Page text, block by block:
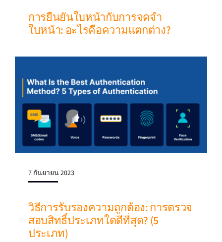
การยืนยันใบหน้ากับการจดจํา
ใบหน้า: อะไรคือความแตกต่าง?
7 กันยายน 2023
วิธีการรับรองความถูกต้อง: การตรวจ
สอบสิทธิ์ประเภทใดดีที่สุด? (5
ประเภท)